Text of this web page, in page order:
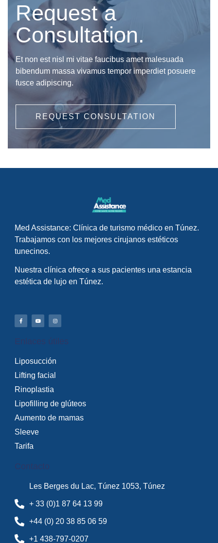
Request a
Consultation.
Et non est nisl mi vitae faucibus amet malesuada
bibendum massa vivamus tempor imperdiet posuere
fusce adipiscing.
REQUEST CONSULTATION
Med Assistance: Clínica de turismo médico en Túnez.
Trabajamos con los mejores cirujanos estéticos
tunecinos.
Nuestra clínica ofrece a sus pacientes una estancia
estética de lujo en Túnez.
Enlaces útiles
Liposucción
Lifting facial
Rinoplastia
Lipofilling de glúteos
Aumento de mamas
Sleeve
Tarifa
Contacto
Les Berges du Lac, Túnez 1053, Túnez
+ 33 (0)1 87 64 13 99
+44 (0) 20 38 85 06 59
+1 438-797-0207